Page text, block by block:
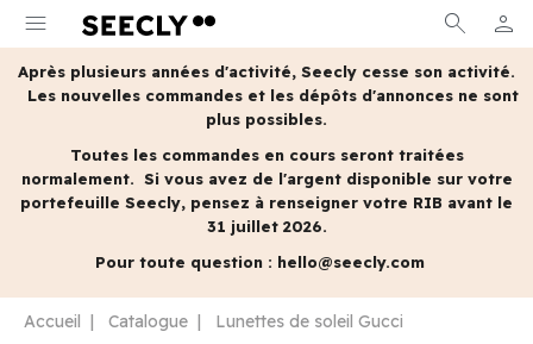
menu search person
MON
Après plusieurs années d'activité, Seecly cesse son activité.
Les nouvelles commandes et les dépôts d'annonces ne sont
plus possibles.
Toutes les commandes en cours seront traitées
normalement. Si vous avez de l'argent disponible sur votre
portefeuille Seecly, pensez à renseigner votre RIB avant le
31 juillet 2026.
Pour toute question : hello@seecly.com
Accueil Catalogue Lunettes de soleil Gucci